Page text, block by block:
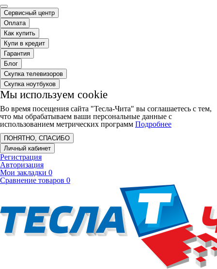
Сервисный центр
Оплата
Как купить
Купи в кредит
Гарантия
Блог
Скупка телевизоров
Скупка ноутбуков
Мы используем cookie
Во время посещения сайта "Тесла-Чита" вы соглашаетесь с тем,
что мы обрабатываем ваши персональные данные с
использованием метрических программ Подробнее
ПОНЯТНО, СПАСИБО
Личный кабинет
Регистрация
Авторизация
Мои закладки 0
Сравнение товаров 0